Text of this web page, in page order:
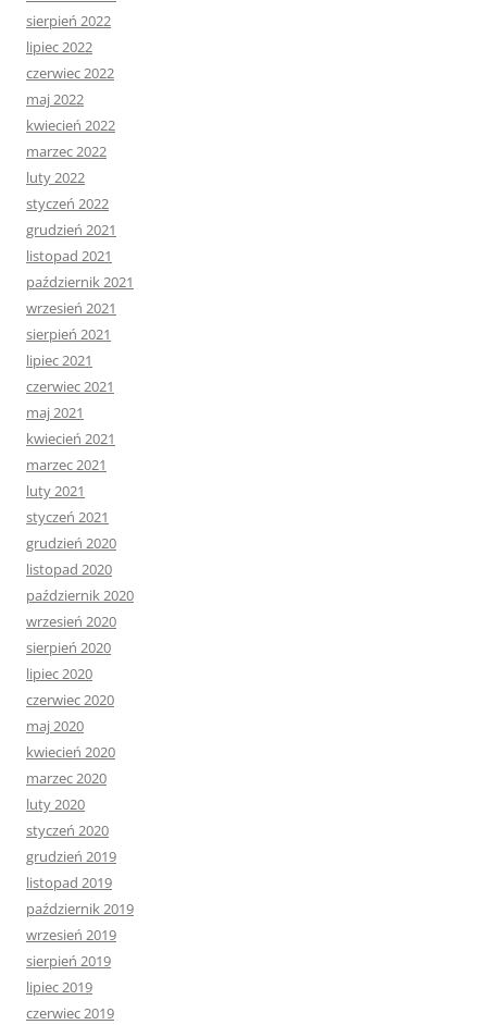
sierpień 2022
lipiec 2022
czerwiec 2022
maj 2022
kwiecień 2022
marzec 2022
luty 2022
styczeń 2022
grudzień 2021
listopad 2021
październik 2021
wrzesień 2021
sierpień 2021
lipiec 2021
czerwiec 2021
maj 2021
kwiecień 2021
marzec 2021
luty 2021
styczeń 2021
grudzień 2020
listopad 2020
październik 2020
wrzesień 2020
sierpień 2020
lipiec 2020
czerwiec 2020
maj 2020
kwiecień 2020
marzec 2020
luty 2020
styczeń 2020
grudzień 2019
listopad 2019
październik 2019
wrzesień 2019
sierpień 2019
lipiec 2019
czerwiec 2019